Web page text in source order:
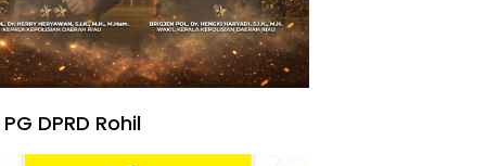
DPRD Rohil